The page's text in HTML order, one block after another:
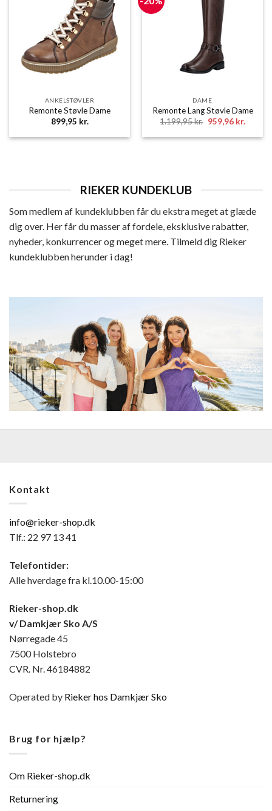
ANKELSTØVLER
Remonte Støvle Dame
899,95 kr.
DAME
Remonte Lang Støvle Dame
1.199,95kr. Den
oprindelige
pris
959,96 kr.Den
pris
RIEKER KUNDEKLUB
Som medlem af kundeklubben får du ekstra meget at glæde
dig over. Her får du masser af fordele, eksklusive rabatter,
nyheder, konkurrencer og meget mere. Tilmeld dig Rieker
kundeklubben herunder i dag!
Kontakt
info@rieker-shop.dk
Tlf.: 22 97 13 41
Telefontider:
Alle hverdage fra kl.10.00-15:00
Rieker-shop.dk
v/ Damkjær Sko A/S
Nørregade 45
7500 Holstebro
CVR. Nr. 46184882
Operated by Rieker hos Damkjær Sko
Brug for hjælp?
Om Rieker-shop.dk
Returnering